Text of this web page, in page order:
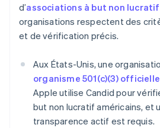
d’associations à but non lucratif
organisations respectent des
et de vérification précis.
Aux États-Unis, une
organisme 501(c)(3)
Apple utilise Candid pour
but non lucratif américains, et
transparence actif est requis.